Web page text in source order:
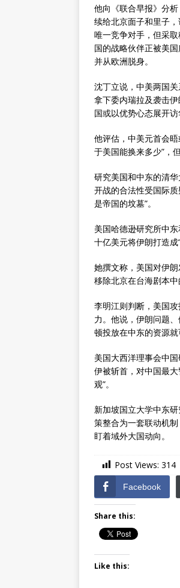
他向《联合早报》分
续给北京面子和里子
唯一竞争对手，但采
国的战略伙伴正被美
并从欧洲脱身。
沈丁立说，中美两国
拿下委内瑞拉及袭击
国或以优势心态展开
他评估，中美元首会
于美国能换来多少”，
研究美国和中东的清
开战的合法性受国际
是帝国的坟墓”。
美国哈德逊研究所中
十亿美元将伊朗打造成
她撰文称，美国对伊
移除北京在台海剧本
李明江则判断，美国
力。他说，伊朗问题
顿投放在中东的资源
美国大西洋理事会中
伊被斩首，对中国最
观”。
新加坡国立大学中东
策整合为一套联动机
盯着域外大国动向。
Post Views: 314
Facebook
Share this:
Like this: